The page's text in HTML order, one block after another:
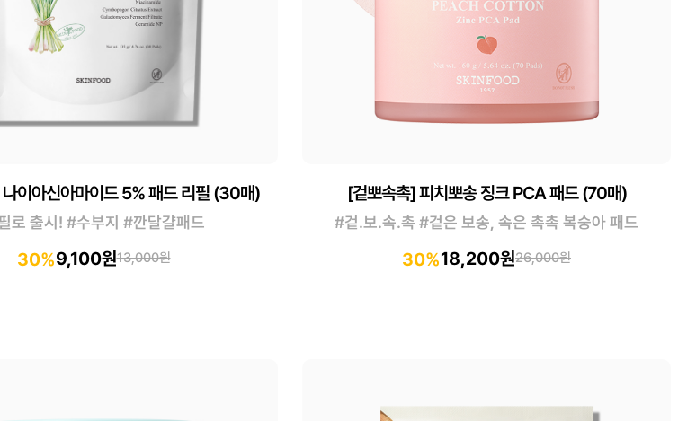
나이아신아마이드 5% 패드 리필 (30매)
로 출시! #수부지 #깐달걀패드
30%9,100원13,000원
[겉뽀속촉] 피치뽀송 징크 PCA 패드 (70매)
#겉.보.속.촉 #겉은 보송, 속은 촉촉 복숭아 패드
30%18,200원26,000원